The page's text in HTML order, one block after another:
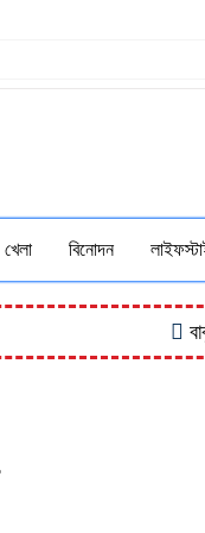
খেলা বিনোদন